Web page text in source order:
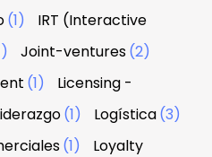
(1)
IRT (Interactive
Joint-ventures(2)
(1)
Licensing -
(1) Logística(3)
(1)
Loyalty